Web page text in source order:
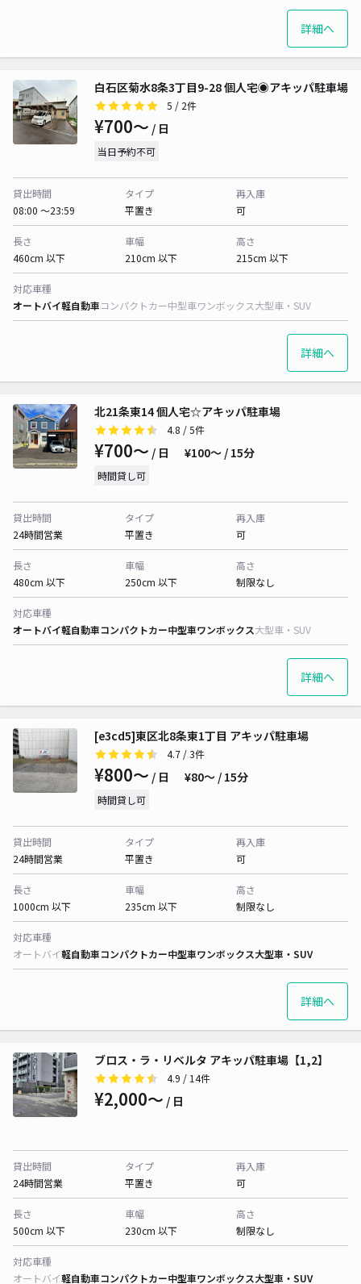
詳細へ
白石区菊水8条3丁目9-28 個人宅◉アキッパ駐車場
5 / 2件
¥700〜 / 日
当日予約不可
貸出時間
08:00 〜23:59
タイプ
平置き
再入庫
可
長さ
460cm 以下
車幅
210cm 以下
高さ
215cm 以下
対応車種
オートバイ軽自動車コンパクトカー中型車ワンボックス大型車・SUV
詳細へ
北21条東14 個人宅☆アキッパ駐車場
4.8 / 5件
¥700〜 / 日 ¥100〜 / 15分
時間貸し可
貸出時間
24時間営業
タイプ
平置き
再入庫
可
長さ
480cm 以下
車幅
250cm 以下
高さ
制限なし
対応車種
オートバイ軽自動車コンパクトカー中型車ワンボックス大型車・SUV
詳細へ
[e3cd5]東区北8条東1丁目 アキッパ駐車場
4.7 / 3件
¥800〜 / 日 ¥80〜 / 15分
時間貸し可
貸出時間
24時間営業
タイプ
平置き
再入庫
可
長さ
1000cm 以下
車幅
235cm 以下
高さ
制限なし
対応車種
オートバイ軽自動車コンパクトカー中型車ワンボックス大型車・SUV
詳細へ
ブロス・ラ・リベルタ アキッパ駐車場【1,2】
4.9 / 14件
¥2,000〜 / 日
貸出時間
24時間営業
タイプ
平置き
再入庫
可
長さ
500cm 以下
車幅
230cm 以下
高さ
制限なし
対応車種
オートバイ軽自動車コンパクトカー中型車ワンボックス大型車・SUV